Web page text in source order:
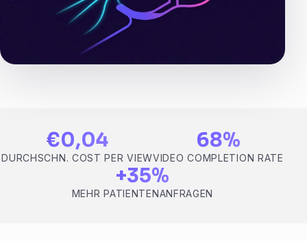
€0,04
DURCHSCHN. COST PER VIEW
68%
VIDEO COMPLETION RATE
+35%
MEHR PATIENTENANFRAGEN